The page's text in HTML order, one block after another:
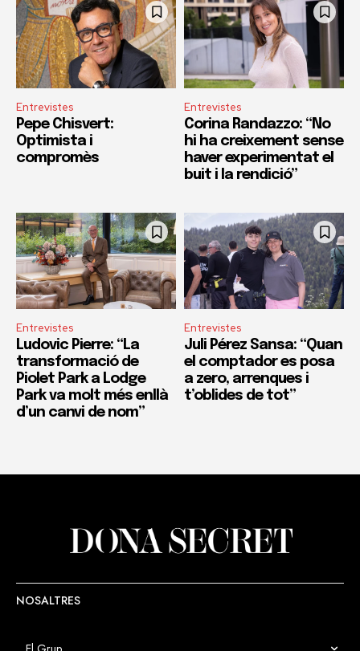
Entrevistes
Pepe Chisvert:
Optimista i
compromès
Entrevistes
Corina Randazzo: “No
hi ha creixement sense
haver experimentat el
buit i la rendició”
Entrevistes
Ludovic Pierre: “La
transformació de
Piolet Park a Lodge
Park va molt més enllà
d’un canvi de nom”
Entrevistes
Juli Pérez Sansa: “Quan
el comptador es posa
a zero, arrenques i
t’oblides de tot”
NOSALTRES